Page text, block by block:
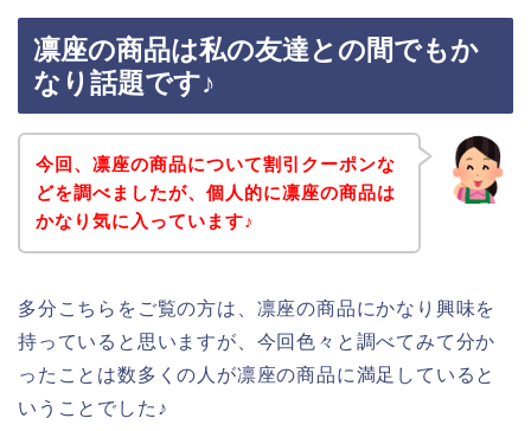
凛座の商品は私の友達との間でもか
なり話題です♪
今回、凛座の商品について割引クーポンな
どを調べましたが、個人的に凛座の商品は
かなり気に入っています♪
多分こちらをご覧の方は、凛座の商品にかなり興味を
持っていると思いますが、今回色々と調べてみて分か
ったことは数多くの人が凛座の商品に満足していると
いうことでした♪